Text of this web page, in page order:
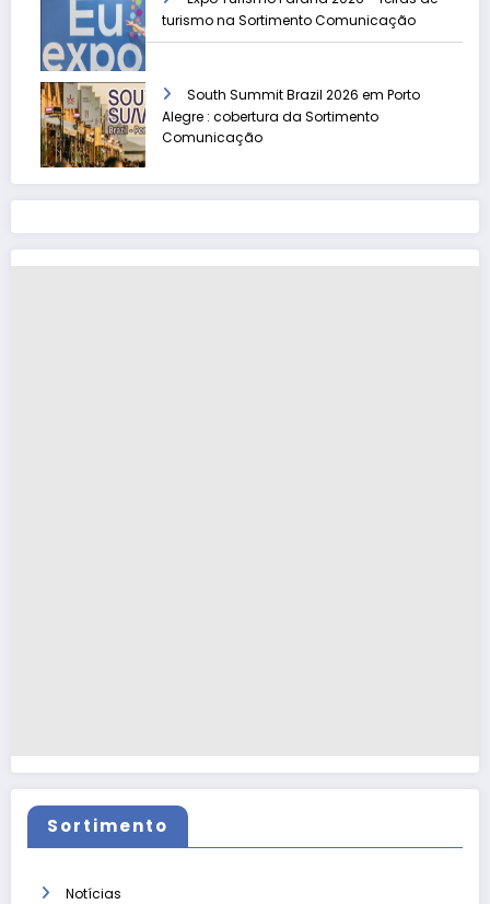
turismo na Sortimento Comunicação
South Summit Brazil 2026 em Porto
Alegre : cobertura da Sortimento
Comunicação
Sortimento
Notícias